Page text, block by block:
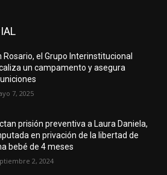
Rosario, el Grupo Interinstitucional
un campamento y asegura
7, 2025
prisión preventiva a Laura Daniela,
en privación de la libertad de
bebé de 4 meses
2, 2024